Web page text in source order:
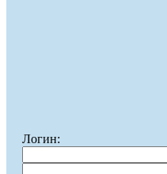
Логин: